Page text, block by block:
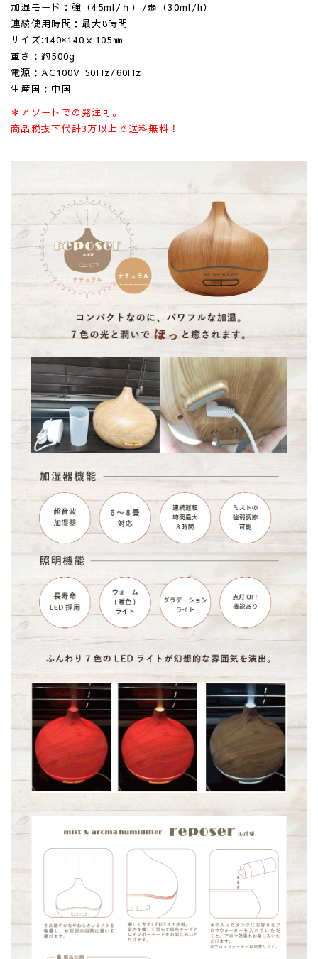
加湿モード：強（45ml/ｈ）/弱（30ml/h）
連続使用時間：最大8時間
サイズ:140×140ｘ105㎜
重さ：約500g
電源：AC100V 50Hz/60Hz
生産国：中国
＊アソートでの発注可。
商品税抜下代計3万以上で送料無料！